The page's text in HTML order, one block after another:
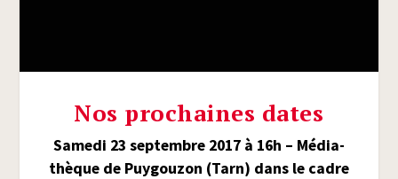
Nos prochaines dates
Same­di 23 sep­tembre 2017 à 16h – Média­
thèque de Puy­gou­zon (Tarn) dans le cadre